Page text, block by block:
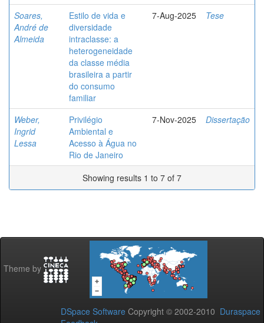
Soares,
André de
Almeida
Estilo de vida e
diversidade
intraclasse: a
heterogeneidade
da classe média
brasileira a partir
do consumo
familiar
7-Aug-2025 Tese
Weber,
Ingrid
Lessa
Privilégio
Ambiental e
Acesso à Água no
Rio de Janeiro
7-Nov-2025 Dissertação
Showing results 1 to 7 of 7
Theme by
DSpace Software Copyright © 2002-2010 Duraspace